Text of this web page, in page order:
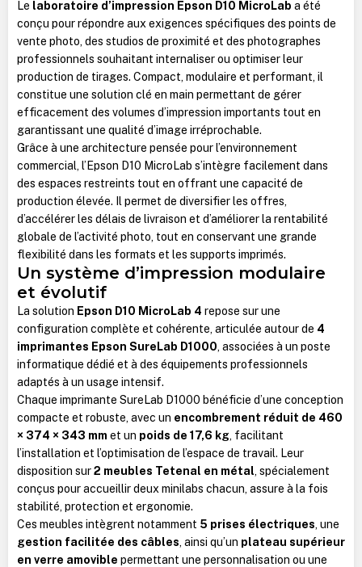
Le laboratoire d’impression Epson D10 MicroLab a été
conçu pour répondre aux exigences spécifiques des points de
vente photo, des studios de proximité et des photographes
professionnels souhaitant internaliser ou optimiser leur
production de tirages. Compact, modulaire et performant, il
constitue une solution clé en main permettant de gérer
efficacement des volumes d’impression importants tout en
garantissant une qualité d’image irréprochable.
Grâce à une architecture pensée pour l’environnement
commercial, l’Epson D10 MicroLab s’intègre facilement dans
des espaces restreints tout en offrant une capacité de
production élevée. Il permet de diversifier les offres,
d’accélérer les délais de livraison et d’améliorer la rentabilité
globale de l’activité photo, tout en conservant une grande
flexibilité dans les formats et les supports imprimés.
Un système d’impression modulaire
et évolutif
La solution Epson D10 MicroLab 4 repose sur une
configuration complète et cohérente, articulée autour de 4
imprimantes Epson SureLab D1000, associées à un poste
informatique dédié et à des équipements professionnels
adaptés à un usage intensif.
Chaque imprimante SureLab D1000 bénéficie d’une conception
compacte et robuste, avec un encombrement réduit de 460
× 374 × 343 mm et un poids de 17,6 kg, facilitant
l’installation et l’optimisation de l’espace de travail. Leur
disposition sur2 meubles Tetenal en métal, spécialement
conçus pour accueillir deux minilabs chacun, assure à la fois
stabilité, protection et ergonomie.
Ces meubles intègrent notamment 5 prises électriques, une
gestion facilitée des câbles, ainsi qu’un plateau supérieur
en verre amovible permettant une personnalisation ou une